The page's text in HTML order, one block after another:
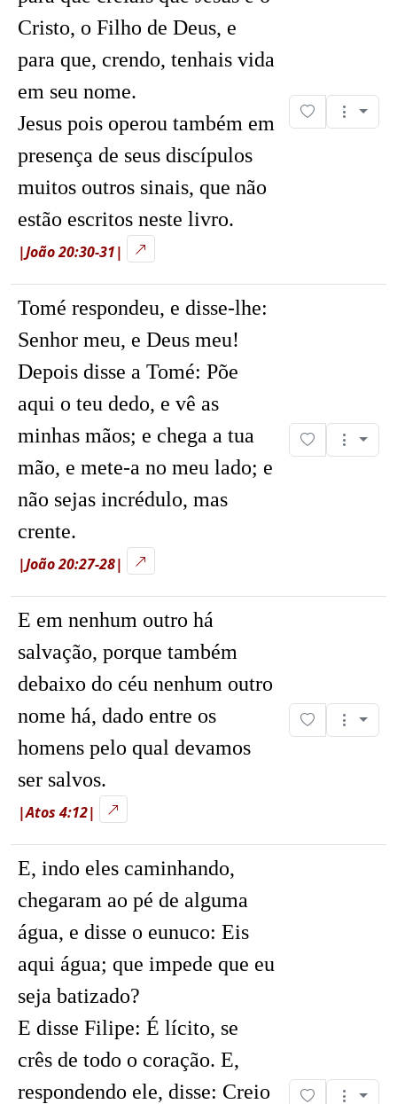
Cristo, o Filho de Deus, e
para que, crendo, tenhais vida
em seu nome.
Jesus pois operou também em
presença de seus discípulos
muitos outros sinais, que não
estão escritos neste livro.
|João 20:30-31|
Tomé respondeu, e disse-lhe:
Senhor meu, e Deus meu!
Depois disse a Tomé: Põe
aqui o teu dedo, e vê as
minhas mãos; e chega a tua
mão, e mete-a no meu lado; e
não sejas incrédulo, mas
crente.
|João 20:27-28|
E em nenhum outro há
salvação, porque também
debaixo do céu nenhum outro
nome há, dado entre os
homens pelo qual devamos
ser salvos.
|Atos 4:12|
E, indo eles caminhando,
chegaram ao pé de alguma
água, e disse o eunuco: Eis
aqui água; que impede que eu
seja batizado?
E disse Filipe: É lícito, se
crês de todo o coração. E,
respondendo ele, disse: Creio